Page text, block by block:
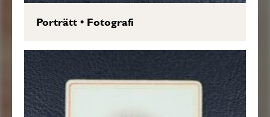
Porträtt• Fotografi